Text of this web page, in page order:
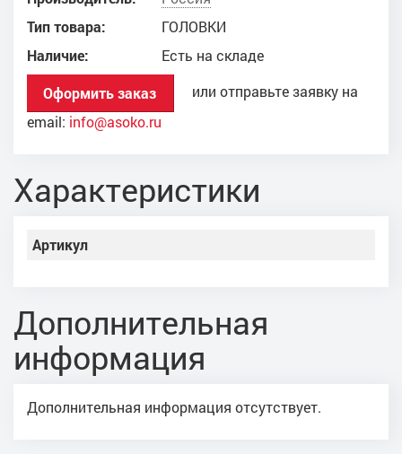
Тип товара:
ГОЛОВКИ
Наличие:
Есть на складе
Оформить заказ
или отправьте заявку на
email: info@asoko.ru
Характеристики
Артикул
Дополнительная
информация
Дополнительная информация отсутствует.